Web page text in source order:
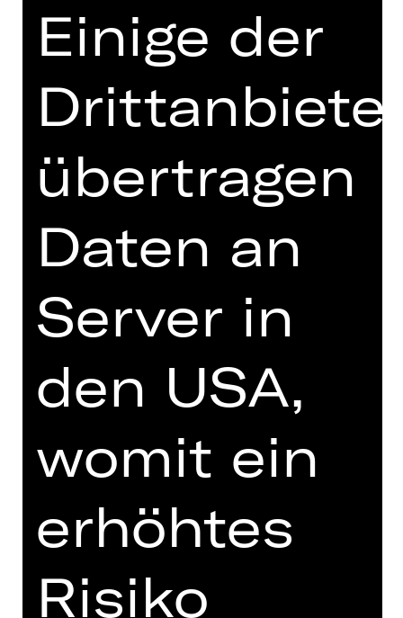
stets eine Ausrede für Ausflüge aufs
Land liefert. Den gesellschaftlichen
Wünsche ausleben und gleichzeitig
den guten Ruf wahren – ein
auf Jacks Landsitz auftaucht, geraten
nicht nur Namen und Identitäten,
Herzensangelegenheiten
durcheinander. Denn Cecily und
ganz genau, was sie wollen: heiraten –
aber nur ein Mann mit dem Namen
Ernst kommt in Frage. Das doppelte
Spiel läuft Gefahr aufzufliegen, als
Hochzeiten geplant werden …
Mit virtuosem Wortwitz entfaltet sich
das Wechselspiel von Begehren und
Moral, schalem Schein und
Gender-Bending und High-Society-
Regeln wird nichts allzu ernst
übersetzt Oscar Wildes 1895
Einige der
übertragen
Daten an
Server in
den USA,
womit ein
erhöhtes
Risiko